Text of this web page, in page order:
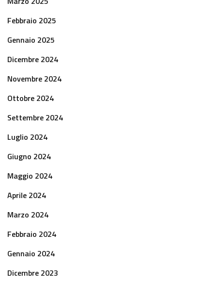
Febbraio 2025
Gennaio 2025
Dicembre 2024
Novembre 2024
Ottobre 2024
Settembre 2024
Luglio 2024
Giugno 2024
Maggio 2024
Aprile 2024
Marzo 2024
Febbraio 2024
Gennaio 2024
Dicembre 2023